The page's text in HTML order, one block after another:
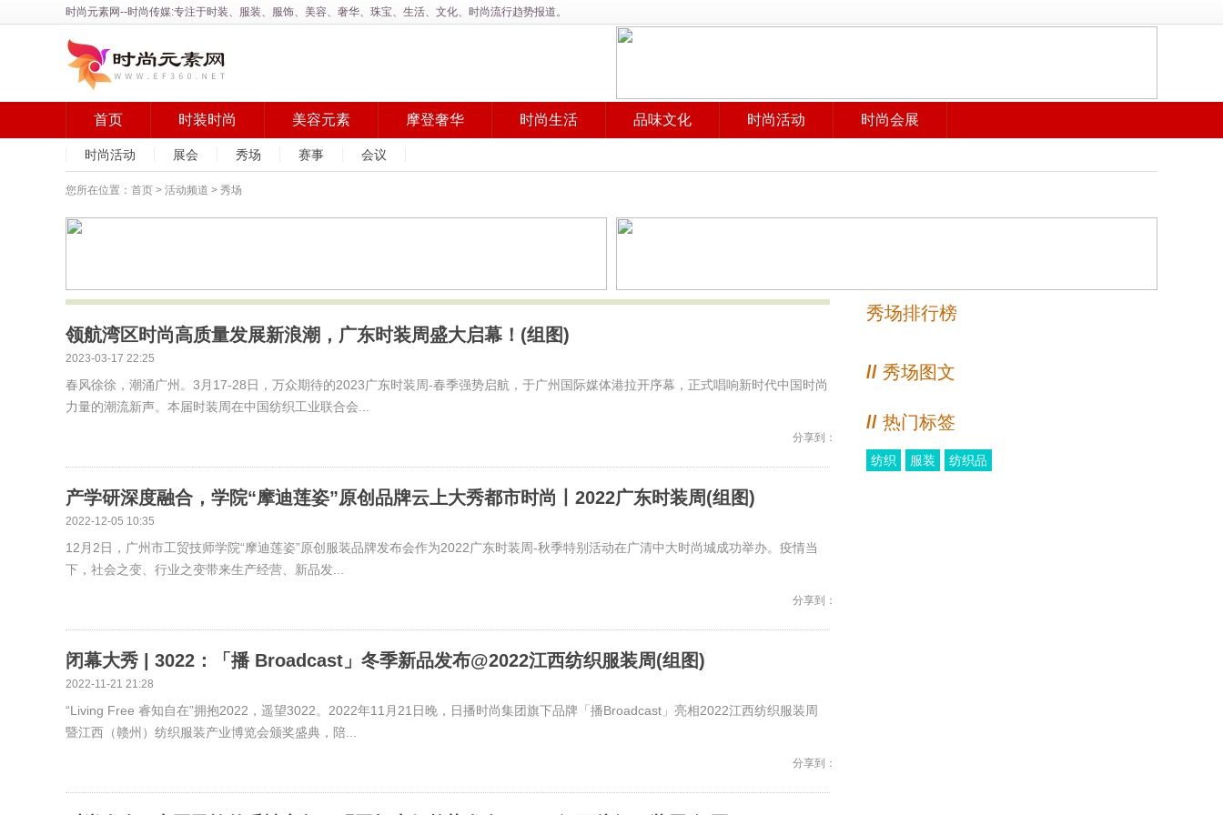
时尚元素网--时尚传媒:专注于时装、服装、服饰、美容、奢华、珠宝、生活、文化、时尚流行趋势报道。
首页 时装时尚 美容元素 摩登奢华 时尚生活 品味文化 时尚活动 时尚会展
时尚活动 展会 秀场 赛事 会议
您所在位置： 首页 > 活动频道 > 秀场
领航湾区时尚高质量发展新浪潮，广东时装周盛大启幕！(组图)
2023-03-17 22:25
春风徐徐，潮涌广州。3月17-28日，万众期待的2023广东时装周-春季强势启航，于广州国际媒体港拉开序幕，正式唱响新时代中国时尚
力量的潮流新声。本届时装周在中国纺织工业联合会...
分享到：
产学研深度融合，学院“摩迪莲姿”原创品牌云上大秀都市时尚丨2022广东时装周(组图)
2022-12-05 10:35
12月2日，广州市工贸技师学院“摩迪莲姿”原创服装品牌发布会作为2022广东时装周-秋季特别活动在广清中大时尚城成功举办。疫情当
下，社会之变、行业之变带来生产经营、新品发...
分享到：
闭幕大秀 | 3022：「播 Broadcast」冬季新品发布@2022江西纺织服装周(组图)
2022-11-21 21:28
“Living Free 睿知自在”拥抱2022，遥望3022。2022年11月21日晚，日播时尚集团旗下品牌「播Broadcast」亮相2022江西纺织服装周
暨江西（赣州）纺织服装产业博览会颁奖盛典，陪...
分享到：
秀场排行榜
// 秀场图文
// 热门标签
纺织 服装 纺织品